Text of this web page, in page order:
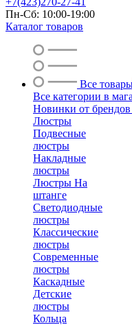
Пн-Сб: 10:00-19:00
Каталог товаров
Все
Все категории в
Новинки от
Люстры
Подвесные
люстры
Накладные
люстры
Люстры На
штанге
Светодиодные
люстры
Классические
люстры
Современные
люстры
Каскадные
Детские
люстры
Кольца